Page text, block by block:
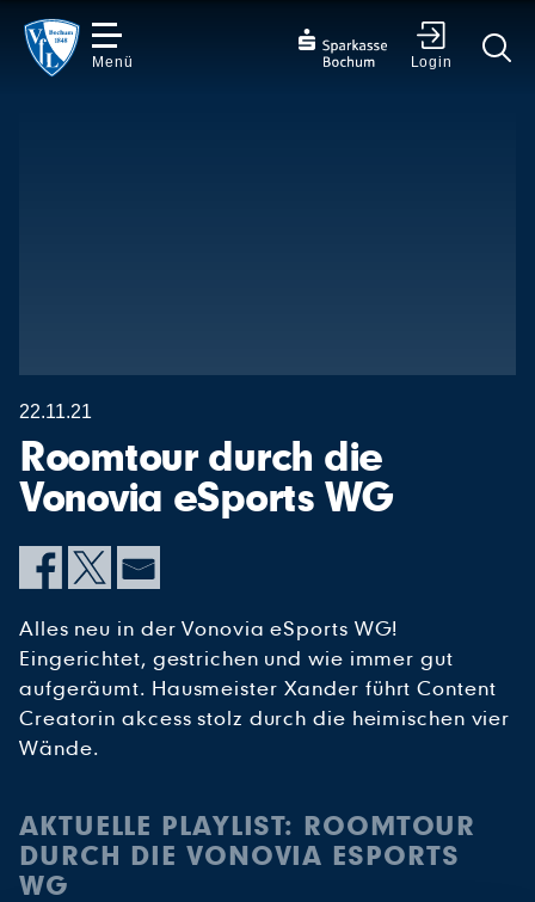
Menü Login
22.11.21
Roomtour durch die
Vonovia eSports WG
Alles neu in der Vonovia eSports WG!
Eingerichtet, gestrichen und wie immer gut
aufgeräumt. Hausmeister Xander führt Content
Creatorin akcess stolz durch die heimischen vier
Wände.
AKTUELLE PLAYLIST: ROOMTOUR
DURCH DIE VONOVIA ESPORTS
WG